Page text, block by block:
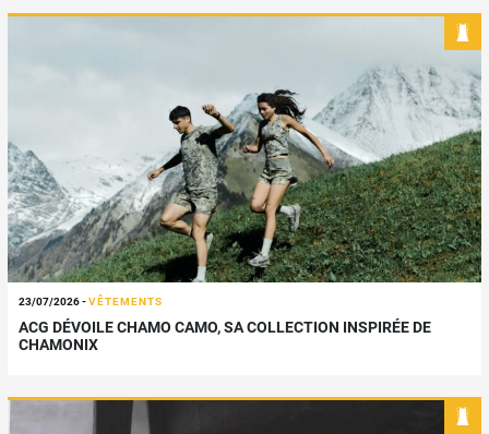
23/07/2026-VÊTEMENTS
ACG DÉVOILE CHAMO CAMO, SA COLLECTION INSPIRÉE DE
CHAMONIX